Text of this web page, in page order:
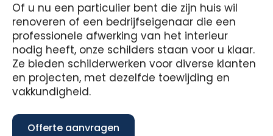
Of u nu een particulier bent die zijn huis wil
renoveren of een bedrijfseigenaar die een
professionele afwerking van het interieur
nodig heeft, onze schilders staan voor u klaar.
Ze bieden schilderwerken voor diverse klanten
en projecten, met dezelfde toewijding en
vakkundigheid.
Offerte aanvragen